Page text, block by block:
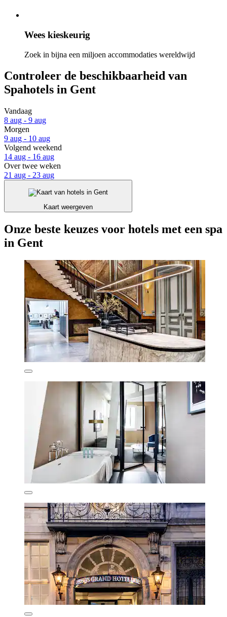
Wees kieskeurig
Zoek in bijna een miljoen accommodaties wereldwijd
Controleer de beschikbaarheid van
Spahotels in Gent
Vandaag
8 aug - 9 aug
Morgen
9 aug - 10 aug
Volgend weekend
14 aug - 16 aug
Over twee weken
21 aug - 23 aug
Kaart weergeven
Onze beste keuzes voor hotels met een spa
in Gent